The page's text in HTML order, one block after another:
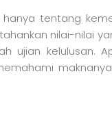
hanya tentang
nilai-nilai
ujian kelulusan.